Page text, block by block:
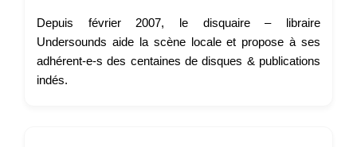
Depuis février 2007, le disquaire – libraire
Undersounds aide la scène locale et propose à ses
adhérent-e-s des centaines de disques & publications
indés.